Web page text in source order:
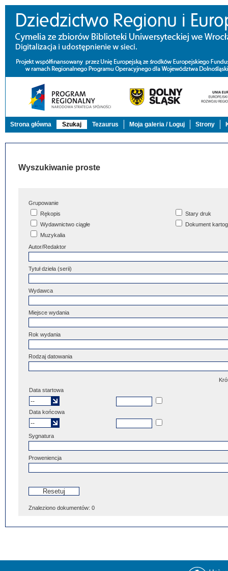
Strona główna Szukaj Tezaurus Moja galeria / Loguj Strony
Wyszukiwanie proste
Grupowanie
Rękopis
Stary druk
Wydawnictwo ciągłe
Dokument
Muzykalia
Autor/Redaktor
Tytuł dzieła (serii)
Wydawca
Miejsce wydania
Rok wydania
Rodzaj datowania
Data startowa
Data końcowa
Sygnatura
Proweniencja
Znaleziono dokumentów: 0